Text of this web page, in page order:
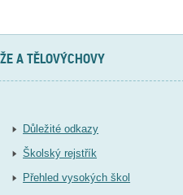
A TĚLOVÝCHOVY
Důležité odkazy
Školský rejstřík
Přehled vysokých škol